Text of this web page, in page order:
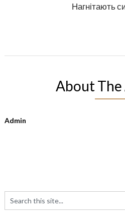
Нагнітають
About
Admin